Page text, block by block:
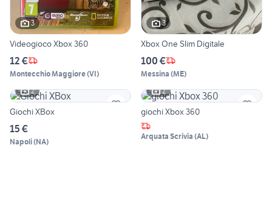
3
Videogioco Xbox 360
12 €
Montecchio Maggiore(VI)
3
Xbox One Slim Digitale
100 €
Messina (ME)
2
Giochi XBox
15 €
Napoli(NA)
2
giochi Xbox 360
Arquata Scrivia (AL)